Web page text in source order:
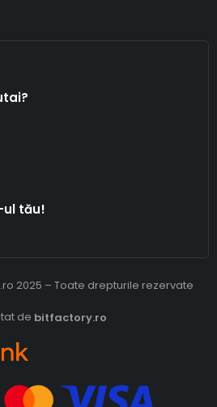
tău!
2025 – Toate drepturile rezervate
de bitfactory.ro